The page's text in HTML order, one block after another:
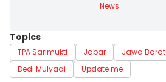
News
Topics
TPA Sarimukti Jabar Jawa Barat
Dedi Mulyadi
Update me